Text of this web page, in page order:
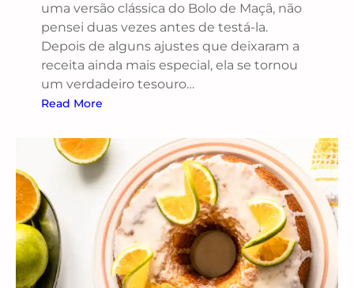
uma versão clássica do Bolo de Maçã, não
pensei duas vezes antes de testá-la.
Depois de alguns ajustes que deixaram a
receita ainda mais especial, ela se tornou
um verdadeiro tesouro…
Read More